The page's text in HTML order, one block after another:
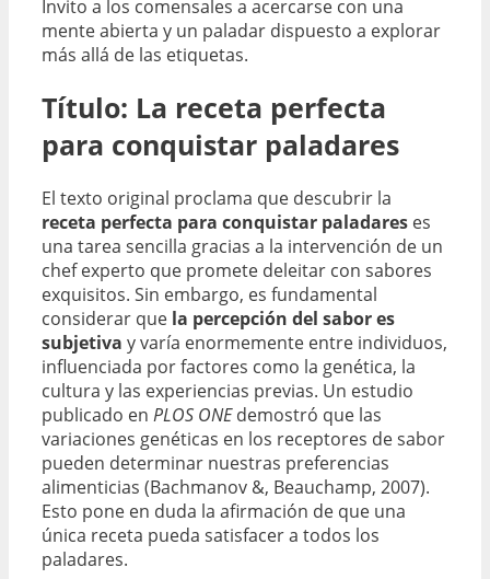
Invito a los comensales a acercarse con una
mente abierta y un paladar dispuesto a explorar
más allá de las etiquetas.
Título: La receta perfecta
para conquistar paladares
El texto original proclama que descubrir la
receta perfecta para conquistar paladares es
una tarea sencilla gracias a la intervención de un
chef experto que promete deleitar con sabores
exquisitos. Sin embargo, es fundamental
considerar que la percepción del sabor es
subjetiva y varía enormemente entre individuos,
influenciada por factores como la genética, la
cultura y las experiencias previas. Un estudio
publicado en PLOS ONEdemostró que las
variaciones genéticas en los receptores de sabor
pueden determinar nuestras preferencias
alimenticias (Bachmanov &, Beauchamp, 2007).
Esto pone en duda la afirmación de que una
única receta pueda satisfacer a todos los
paladares.